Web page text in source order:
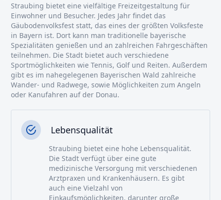
Straubing bietet eine vielfältige Freizeitgestaltung für
Einwohner und Besucher. Jedes Jahr findet das
Gäubodenvolksfest statt, das eines der größten Volksfeste
in Bayern ist. Dort kann man traditionelle bayerische
Spezialitäten genießen und an zahlreichen Fahrgeschäften
teilnehmen. Die Stadt bietet auch verschiedene
Sportmöglichkeiten wie Tennis, Golf und Reiten. Außerdem
gibt es im nahegelegenen Bayerischen Wald zahlreiche
Wander- und Radwege, sowie Möglichkeiten zum Angeln
oder Kanufahren auf der Donau.
Lebensqualität
Straubing bietet eine hohe Lebensqualität.
Die Stadt verfügt über eine gute
medizinische Versorgung mit verschiedenen
Arztpraxen und Krankenhäusern. Es gibt
auch eine Vielzahl von
Einkaufsmöglichkeiten, darunter große